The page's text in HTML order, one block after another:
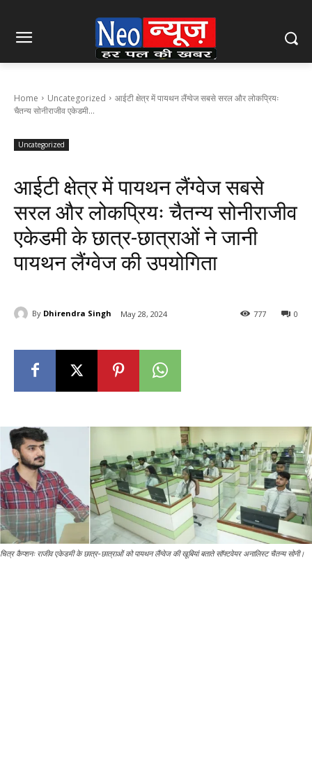
Home Uncategorized
आईटी क्षेत्र में पायथन लैंग्वेज सबसे सरल और लोकप्रियः
चैतन्य सोनीराजीव एकेडमी...
Uncategorized
आईटी क्षेत्र में पायथन लैंग्वेज सबसे
सरल और लोकप्रियः चैतन्य सोनीराजीव
एकेडमी के छात्र-छात्राओं ने जानी
पायथन लैंग्वेज की उपयोगिता
By Dhirendra Singh May 28, 2024 0
777
चित्र कैप्शनः राजीव एकेडमी के छात्र-छात्राओं को पायथन लैंग्वेज की खूबियां बताते सॉफ्टवेयर अनालिस्ट चैतन्य सोनी।